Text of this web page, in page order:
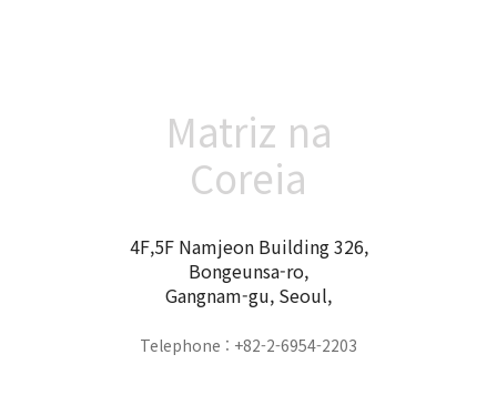
Matriz na
Coreia
4F,5F Namjeon Building 326,
Bongeunsa-ro,
Gangnam-gu, Seoul,
Telephone : +82-2-6954-2203